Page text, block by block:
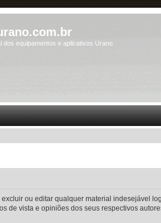
dos equipamentos e aplicativos Urano
ou editar qualquer material indesejável
de vista e opiniões dos seus respectivos